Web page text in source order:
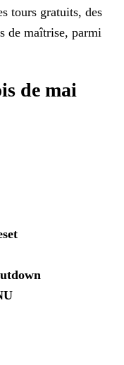
tours gratuits, des
de maîtrise, parmi
de mai